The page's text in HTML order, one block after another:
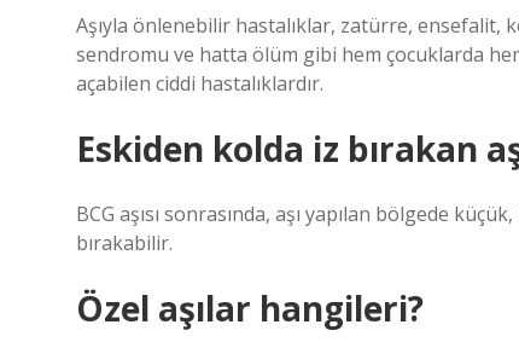
Aşıyla önlenebilir hastalıklar, zatürre,
sendromu ve hatta ölüm gibi hem çocuklarda
açabilen ciddi hastalıklardır.
Eskiden kolda iz bırakan
BCG aşısı sonrasında, aşı yapılan bölgede
bırakabilir.
Özel aşılar hangileri?